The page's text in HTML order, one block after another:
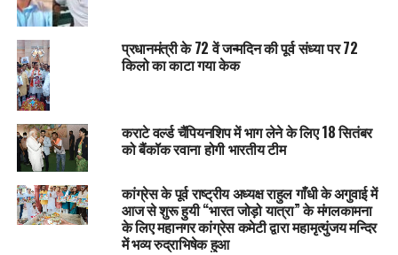
प्रधानमंत्री के 72 वें जन्मदिन की पूर्व संध्या पर 72
किलो का काटा गया केक
कराटे वर्ल्ड चैंपियनशिप में भाग लेने के लिए 18 सितंबर
को बैंकॉक रवाना होगी भारतीय टीम
कांग्रेस के पूर्व राष्ट्रीय अध्यक्ष राहुल गाँधी के अगुवाई में
आज से शुरू हुयी “भारत जोड़ो यात्रा” के मंगलकामना
के लिए महानगर कांग्रेस कमेटी द्वारा महामृत्युंजय मन्दिर
में भव्य रुद्राभिषेक हुआ